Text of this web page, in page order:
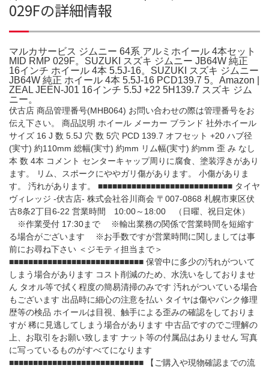
029Fの詳細情報
マルカサービス ジムニー 64系 アルミホイール 4本セット
MID RMP 029F。SUZUKI スズキ ジムニー JB64W 純正
16インチ ホイール 4本 5.5J-16。SUZUKI スズキ ジムニー
JB64W 純正 ホイール 4本 5.5J-16 PCD139.7 5。Amazon |
ZEAL JEEN-J01 16インチ 5.5J +22 5H139.7 スズキ ジム
ニー。
伏古店 商品管理番号(MHB064) お問い合わせの際は管理番号をお
伝え下さい。 商品説明 ホイール メーカー ブランド 社外ホイール
サイズ 16 J 数 5.5J 穴 数 5穴 PCD 139.7 オフセット +20 ハブ径
(実寸) 約110mm 総幅(実寸) 約mm リム幅(実寸) 約mm 歪 み なし
本 数 4本 コメント センターキャップ周りに腐食、塗装浮きがあり
ます。 リム、スポークにややガリ傷があります。 小傷がありま
す。 汚れがあります。 ■■■■■■■■■■■■■■■■■■■■■■■■■■■■ タイヤ
ヴィレッジ -伏古店- 株式会社谷川商会 〒007-0868 札幌市東区伏
古8条2丁目6-22 営業時間 10:00～18:00 （日曜、祝日定休）
※作業受付 17:30まで ※輸出業務の関係で営業時間を短縮す
る場合がございます ※お手数ですが営業時間に関しましては事
前にお尋ね下さい ＜ジモティ担当まで＞
■■■■■■■■■■■■■■■■■■■■■■■■■■■■ 保管中に多少の汚れがついて
しまう場合があります コスト削減のため、水洗いをしておりませ
ん タオル等で拭く程度の簡易清掃のみです 汚れがついている場合
もございます 出品時に細心の注意を払い タイヤは傷やパンク修理
歴等の検品 ホイールは目視、触手による歪みの確認をしておりま
すが 稀に見逃してしまう場合があります 中古品ですのでご理解の
上、お取引をお願い致します ナット等の付属品はありません 写真
に写っているものがすべてになります
■■■■■■■■■■■■■■■■■■■■■■■■■■■■ 【ご購入や現物確認までの流